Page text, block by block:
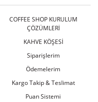
COFFEE SHOP KURULUM
ÇÖZÜMLERİ
KAHVE KÖŞESİ
Siparişlerim
Ödemelerim
Kargo Takip & Teslimat
Puan Sistemi